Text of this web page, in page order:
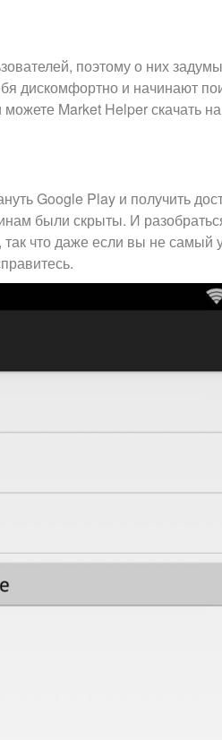
поэтому о них
дискомфортно и начинают
Market Helper скачать
Google Play и получить
были скрыты. И
так что даже если вы не самый